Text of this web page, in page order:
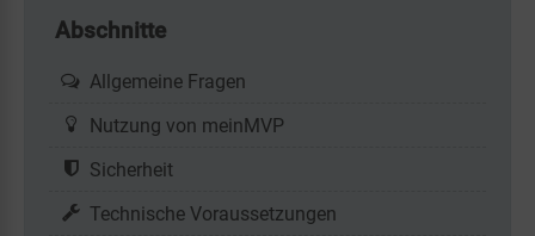
Abschnitte
Allgemeine Fragen
Nutzung von meinMVP
Sicherheit
Technische Voraussetzungen